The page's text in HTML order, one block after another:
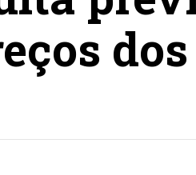
dos